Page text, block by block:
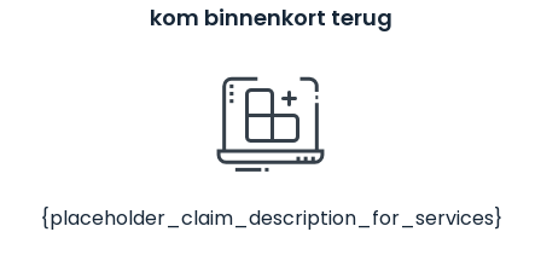
kom binnenkort terug
{placeholder_claim_description_for_services}